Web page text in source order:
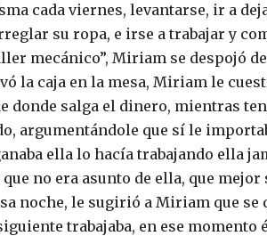
cada viernes, levantarse, ir a
su ropa, e irse a trabajar y
mecánico”, Miriam se despojó
la caja en la mesa, Miriam le
donde salga el dinero, mientras
argumentándole que sí le
ella lo hacía trabajando ella
no era asunto de ella, que mejor
noche, le sugirió a Miriam que se
trabajaba, en ese momento